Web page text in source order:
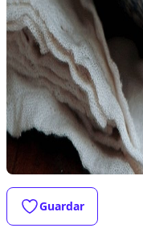
Guardar